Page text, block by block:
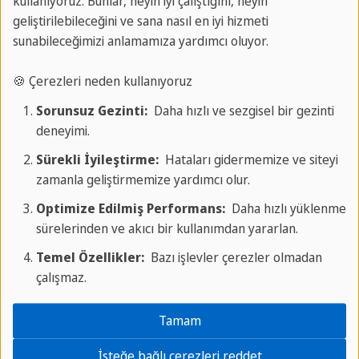
Bu resmi sertifika, Instituto Cervantes ile işbirliği
verilmektedir. Kalıcı olarak geçerlidir.
Seviyeler
Diploma Superior
Odaklanma: Okuma, Yazma, Dinleme, Dilbilgisi,
Hazırlık: Haftada 20 ders
: 8 hafta
Bu hazırlık kursunu nerede alabilirsiniz
geliştirilebileceğini ve sana nasıl en iyi hizmeti
sunabileceğimizi anlamamıza yardımcı oluyor.
🍪 Çerezleri neden kullanıyoruz
Sorunsuz Gezinti:Daha hızlı ve sezgisel bir gezinti
deneyimi.
Sürekli İyileştirme:Hataları gidermemize ve siteyi
zamanla geliştirmemize yardımcı olur.
Optimize Edilmiş Performans:Daha hızlı yüklenme
sürelerinden ve akıcı bir kullanımdan yararlan.
Temel Özellikler:Bazı işlevler çerezler olmadan
çalışmaz.
Tamam